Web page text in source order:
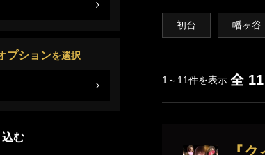
初台 幡ヶ谷
1～11件を表示 全
初台・
出
プションを選択
む